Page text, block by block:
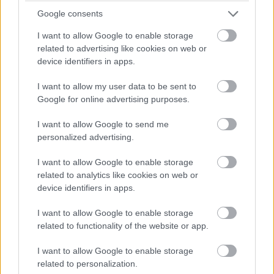
Google consents
I want to allow Google to enable storage
related to advertising like cookies on web or
device identifiers in apps.
I want to allow my user data to be sent to
Google for online advertising purposes.
I want to allow Google to send me
personalized advertising.
I want to allow Google to enable storage
related to analytics like cookies on web or
device identifiers in apps.
I want to allow Google to enable storage
related to functionality of the website or app.
I want to allow Google to enable storage
related to personalization.
turbópékek versenyzőjét, Nick Yellolyt bokszutcai gyorshajtás
miatt vizsgálják!
Fuocót ezúttal azzal biztatják, hogy sokkal több
pályaelhagyása van az előtte haladó Porschének, szóval ő
többet kockáztathat, mint riválisa.
Fuocónak jelzik, hogy nyugodtan nyomja ki az autó
szemét, mert a 4. helynél hátrébb úgyse esik...